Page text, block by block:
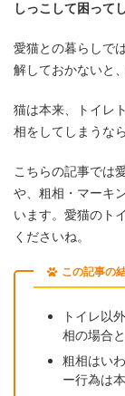
しっこして困って
愛猫との暮らしで
解しておかないと
猫は本来、トイレ
相をしてしまうな
こちらの記事では
や、粗相・マーキ
います。愛猫のト
くださいね。
この記事の
トイレ以
相の場合
粗相はい
ー行為は